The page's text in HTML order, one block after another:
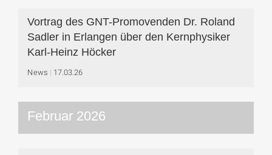
Vortrag des GNT-Promovenden Dr. Roland
Sadler in Erlangen über den Kernphysiker
Karl-Heinz Höcker
News 17.03.26
Februar 2026